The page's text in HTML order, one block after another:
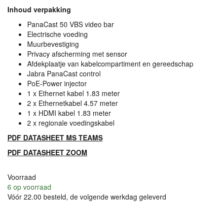
Inhoud verpakking
PanaCast 50 VBS video bar
Electrische voeding
Muurbevestiging
Privacy afscherming met sensor
Afdekplaatje van kabelcompartiment en gereedschap
Jabra PanaCast control
PoE-Power injector
1 x Ethernet kabel 1.83 meter
2 x Ethernetkabel 4.57 meter
1 x HDMI kabel 1.83 meter
2 x regionale voedingskabel
PDF DATASHEET MS TEAMS
PDF DATASHEET ZOOM
Voorraad
6 op voorraad
Vóór 22.00 besteld, de volgende werkdag geleverd